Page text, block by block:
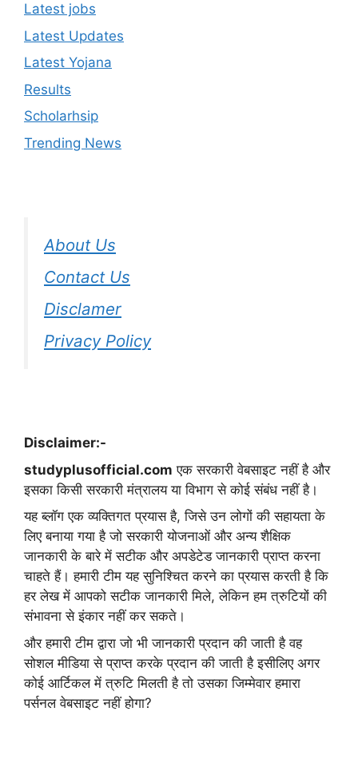
Latest jobs
Latest Updates
Latest Yojana
Results
Scholarhsip
Trending News
About Us
Contact Us
Disclamer
Privacy Policy
Disclaimer:-
studyplusofficial.com एक सरकारी वेबसाइट नहीं है और
इसका किसी सरकारी मंत्रालय या विभाग से कोई संबंध नहीं है।
यह ब्लॉग एक व्यक्तिगत प्रयास है, जिसे उन लोगों की सहायता के
लिए बनाया गया है जो सरकारी योजनाओं और अन्य शैक्षिक
जानकारी के बारे में सटीक और अपडेटेड जानकारी प्राप्त करना
चाहते हैं। हमारी टीम यह सुनिश्चित करने का प्रयास करती है कि
हर लेख में आपको सटीक जानकारी मिले, लेकिन हम त्रुटियों की
संभावना से इंकार नहीं कर सकते।
और हमारी टीम द्वारा जो भी जानकारी प्रदान की जाती है वह
सोशल मीडिया से प्राप्त करके प्रदान की जाती है इसीलिए अगर
कोई आर्टिकल में त्रुटि मिलती है तो उसका जिम्मेवार हमारा
पर्सनल वेबसाइट नहीं होगा?